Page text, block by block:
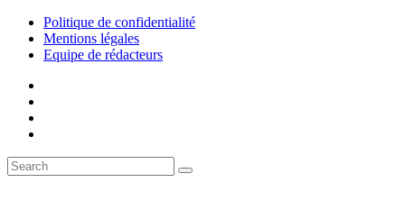
Politique de confidentialité
Mentions légales
Equipe de rédacteurs